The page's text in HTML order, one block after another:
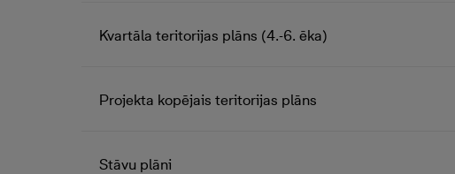
Kvartāla teritorijas plāns (4.-6. ēka)
Projekta kopējais teritorijas plāns
Stāvu plāni